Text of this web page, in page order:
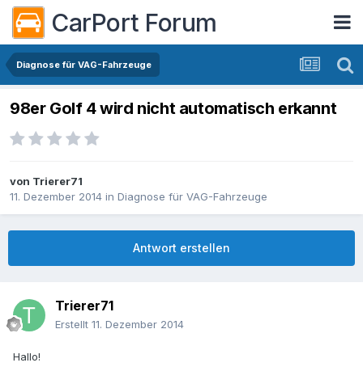
CarPort Forum
Diagnose für VAG-Fahrzeuge
98er Golf 4 wird nicht automatisch erkannt
von Trierer71
11. Dezember 2014 in Diagnose für VAG-Fahrzeuge
Antwort erstellen
Trierer71
Erstellt 11. Dezember 2014
Hallo!